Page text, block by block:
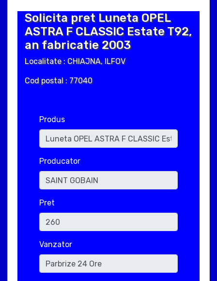
Solicita pret Luneta OPEL
ASTRA F CLASSIC Estate T92,
an fabricatie 2003
Localitate : CHIAJNA, ILFOV
Cod postal : 77040
Produs
Producator
Pret
Vanzator